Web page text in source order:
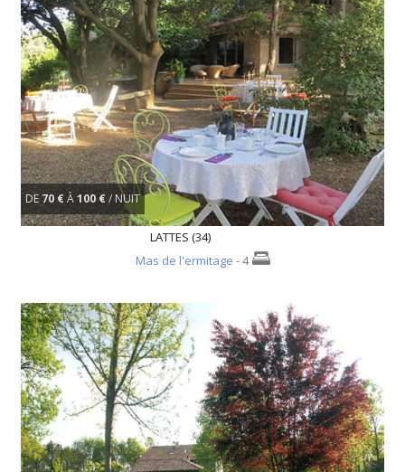
DE 70 € À100 €/ NUIT
LATTES (34)
Mas de l'ermitage - 4